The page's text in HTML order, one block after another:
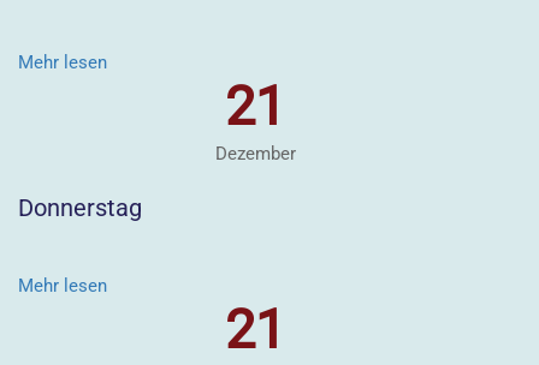
Mehr lesen
21
Dezember
Donnerstag
Mehr lesen
21